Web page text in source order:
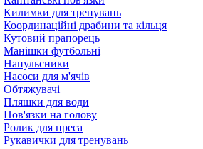
Килимки для тренувань
Координаційні драбини та кільця
Кутовий прапорець
Манішки футбольні
Напульсники
Насоси для м'ячів
Обтяжувачі
Пляшки для води
Пов'язки на голову
Ролик для преса
Рукавички для тренувань